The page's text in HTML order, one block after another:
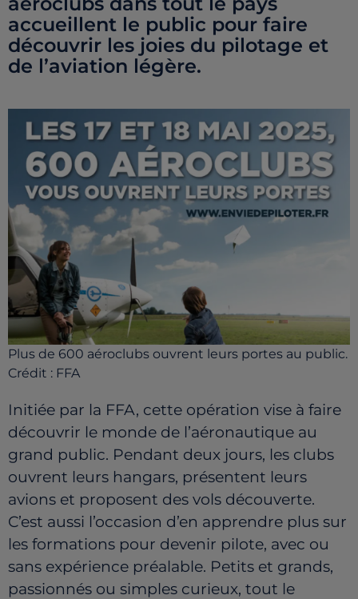
accueillent le public pour faire
découvrir les joies du pilotage et
de l’aviation légère.
Plus de 600 aéroclubs ouvrent leurs portes au public.
Crédit : FFA
Initiée par la FFA, cette opération vise à faire
découvrir le monde de l’aéronautique au
grand public. Pendant deux jours, les clubs
ouvrent leurs hangars, présentent leurs
avions et proposent des vols découverte.
C’est aussi l’occasion d’en apprendre plus sur
les formations pour devenir pilote, avec ou
sans expérience préalable. Petits et grands,
passionnés ou simples curieux, tout le